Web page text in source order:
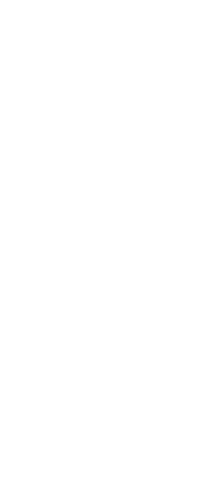
favoris
favoris